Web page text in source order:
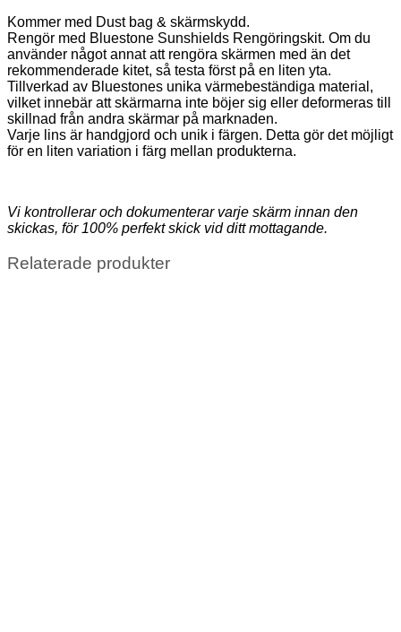
Kommer med Dust bag & skärmskydd.
Rengör med Bluestone Sunshields Rengöringskit. Om du
använder något annat att rengöra skärmen med än det
rekommenderade kitet, så testa först på en liten yta.
Tillverkad av Bluestones unika värmebeständiga material,
vilket innebär att skärmarna inte böjer sig eller deformeras till
skillnad från andra skärmar på marknaden.
Varje lins är handgjord och unik i färgen. Detta gör det möjligt
för en liten variation i färg mellan produkterna.
Vi kontrollerar och dokumenterar varje skärm innan den
skickas, för 100% perfekt skick vid ditt mottagande.
Relaterade produkter